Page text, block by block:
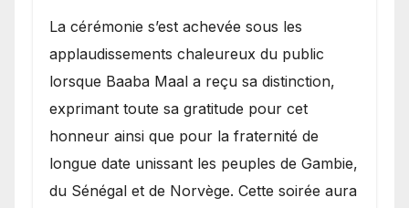
​La cérémonie s’est achevée sous les
applaudissements chaleureux du public
lorsque Baaba Maal a reçu sa distinction,
exprimant toute sa gratitude pour cet
honneur ainsi que pour la fraternité de
longue date unissant les peuples de Gambie,
du Sénégal et de Norvège. Cette soirée aura